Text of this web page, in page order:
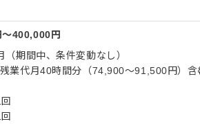
400,000円
期間中、条件変動なし）
業代月40時間分（74,900～91,500円）含